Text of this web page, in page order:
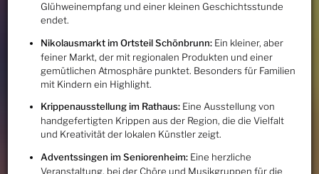
Glühweinempfang und einer kleinen Geschichtsstunde
endet.
Nikolausmarkt im Ortsteil Schönbrunn:Ein kleiner, aber
feiner Markt, der mit regionalen Produkten und einer
gemütlichen Atmosphäre punktet. Besonders für Familien
mit Kindern ein Highlight.
Krippenausstellung im Rathaus:Eine Ausstellung von
handgefertigten Krippen aus der Region, die die Vielfalt
und Kreativität der lokalen Künstler zeigt.
Adventssingen im Seniorenheim:Eine herzliche
Veranstaltung, bei der Chöre und Musikgruppen für die